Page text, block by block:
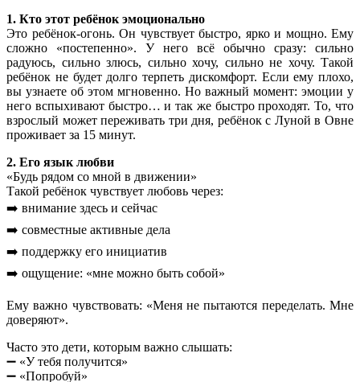
1. Кто этот ребёнок эмоционально
Это ребёнок-огонь. Он чувствует быстро, ярко и мощно. Ему
сложно «постепенно». У него всё обычно сразу: сильно
радуюсь, сильно злюсь, сильно хочу, сильно не хочу. Такой
ребёнок не будет долго терпеть дискомфорт. Если ему плохо,
вы узнаете об этом мгновенно. Но важный момент: эмоции у
него вспыхивают быстро… и так же быстро проходят. То, что
взрослый может переживать три дня, ребёнок с Луной в Овне
проживает за 15 минут.
2. Его язык любви
«Будь рядом со мной в движении»
Такой ребёнок чувствует любовь через:
➡️ внимание здесь и сейчас
➡️ совместные активные дела
➡️ поддержку его инициатив
➡️ ощущение: «мне можно быть собой»
Ему важно чувствовать: «Меня не пытаются переделать. Мне
доверяют».
Часто это дети, которым важно слышать:
➖ «У тебя получится»
➖ «Попробуй»